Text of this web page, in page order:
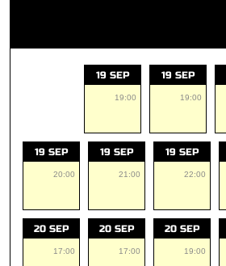
19 SEP
19:00
19 SEP
19:00
19 SEP
20:00
19 SEP
21:00
19 SEP
22:00
20 SEP
17:00
20 SEP
17:00
20 SEP
19:00